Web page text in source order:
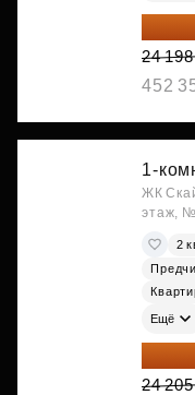
20
24
452
1-
ЖК
этаж,
2
Ещё
20
24